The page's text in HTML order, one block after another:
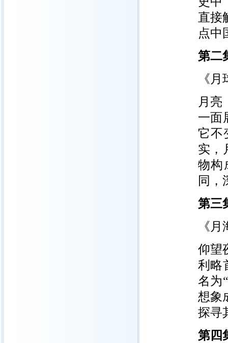
直接
点中
第二
《
月亮
一面
它不
实，
物构
同，
第三
《
仰望
利略
名为
想象
探寻
第四